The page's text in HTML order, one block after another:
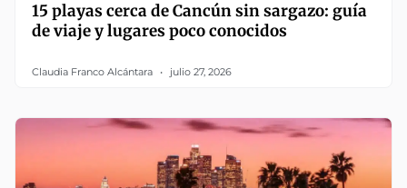
15 playas cerca de Cancún sin sargazo: guía
de viaje y lugares poco conocidos
Claudia Franco Alcántara julio 27, 2026